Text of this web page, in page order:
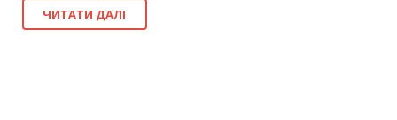
ЧИТАТИ ДАЛІ